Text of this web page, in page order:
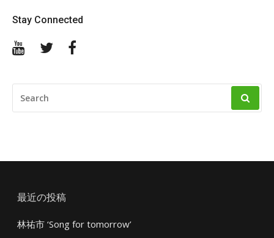
Stay Connected
YouTubeTwitter
FOR:
最近の投稿
林祐市 ‘Song for tomorrow’